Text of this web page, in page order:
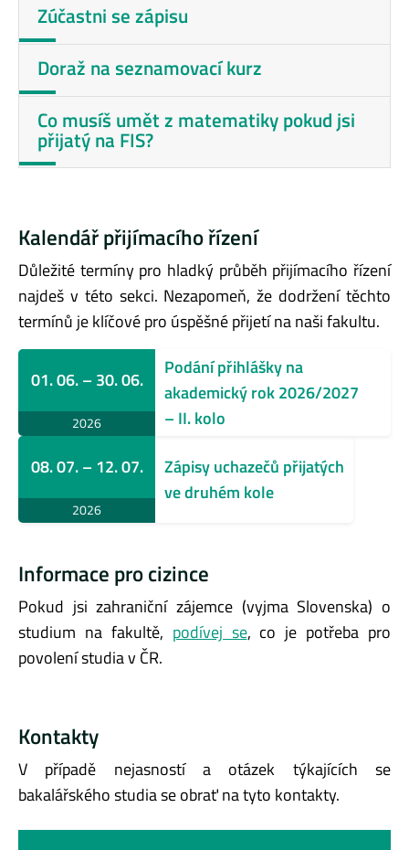
Zúčastni se zápisu
Doraž na seznamovací kurz
Co musíš umět z matematiky pokud jsi
přijatý na FIS?
Kalendář přijímacího řízení
Důležité termíny pro hladký průběh přijímacího řízení
najdeš v této sekci. Nezapomeň, že dodržení těchto
termínů je klíčové pro úspěšné přijetí na naši fakultu.
01. 06. – 30. 06.
2026
Podání přihlášky na
akademický rok 2026/2027
– II. kolo
08. 07. – 12. 07.
2026
Zápisy uchazečů přijatých
ve druhém kole
Informace pro cizince
Pokud jsi zahraniční zájemce (vyjma Slovenska) o
studium na fakultě, podívej se, co je potřeba pro
povolení studia v ČR.
Kontakty
V případě nejasností a otázek týkajících se
bakalářského studia se obrať na tyto kontakty.